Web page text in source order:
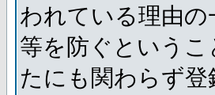
われている理由
等を防ぐという
たにも関わらず